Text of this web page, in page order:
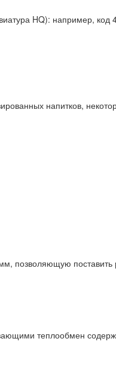
HQ): например, код
напитков,
позволяющую поставить
теплообмен